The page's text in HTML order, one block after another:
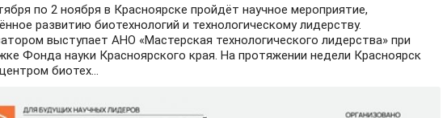
по 2 ноября в Красноярске пройдёт научное мероприятие,
развитию биотехнологий и технологическому лидерству.
выступает АНО «Мастерская технологического лидерства» при
Фонда науки Красноярского края. На протяжении недели Красноярск
биотех...